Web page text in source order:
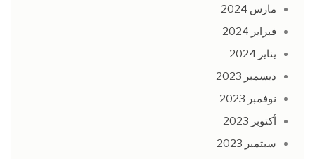
مارس 2024
فبراير 2024
يناير 2024
ديسمبر 2023
نوفمبر 2023
أكتوبر 2023
سبتمبر 2023